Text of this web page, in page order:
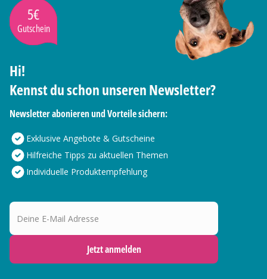
5€
Gutschein
Hi!
Kennst du schon unseren Newsletter?
Newsletter abonieren und Vorteile sichern:
Exklusive Angebote & Gutscheine
Hilfreiche Tipps zu aktuellen Themen
Individuelle Produktempfehlung
Deine E-Mail Adresse
Jetzt anmelden